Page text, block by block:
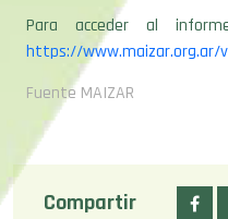
Para acceder al
https://www.maizar.org.ar/
Fuente MAIZAR
Compartir